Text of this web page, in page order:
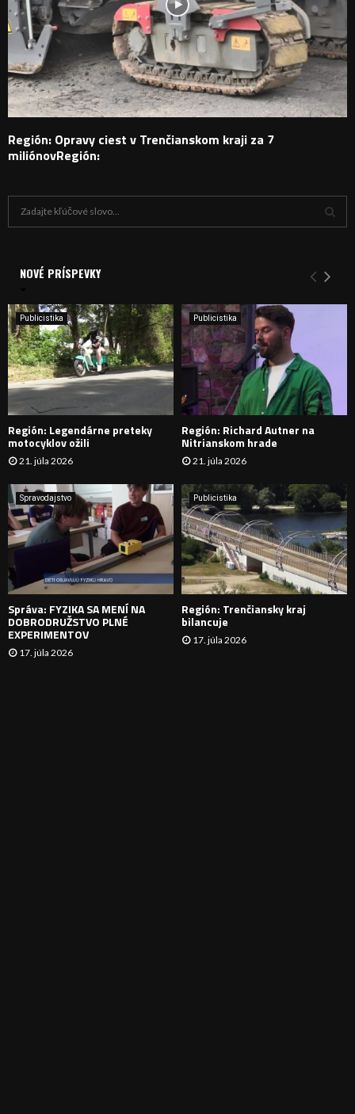
Región: Opravy ciest v Trenčianskom kraji za 7
miliónovRegión:
i
e
:
Y
H
D
A
N
I
E
NOVÉ PRÍSPEVKY
Publicistika
Región: Legendárne preteky
motocyklov ožili
21. júla 2026
Publicistika
Región: Richard Autner na
Nitrianskom hrade
21. júla 2026
Spravodajstvo
Správa: FYZIKA SA MENÍ NA
DOBRODRUŽSTVO PLNÉ
EXPERIMENTOV
17. júla 2026
Publicistika
Región: Trenčiansky kraj
bilancuje
17. júla 2026